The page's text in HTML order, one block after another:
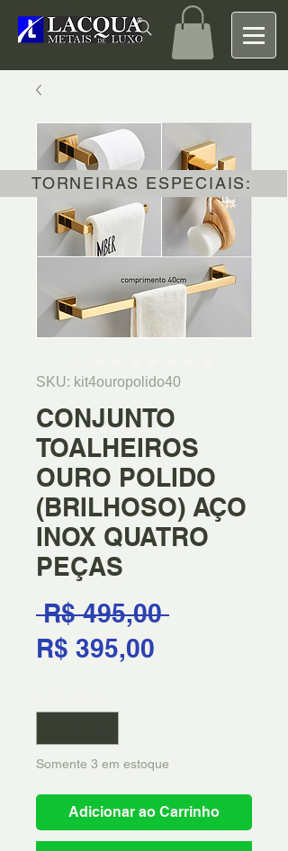
SKU: kit4ouropolido40
CONJUNTO
TOALHEIROS
OURO POLIDO
(BRILHOSO) AÇO
INOX QUATRO
PEÇAS
R$ 495,00 Preço
R$ 395,00
Somente 3 em estoque
Adicionar ao Carrinho
TORNEIRAS ESPECIAIS: